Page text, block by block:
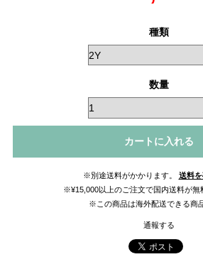
種類
数量
カートに入れる
※別途送料がかかります。
送料
※¥15,000以上のご注文で国内送料が無
※この商品は海外配送できる商
通報する